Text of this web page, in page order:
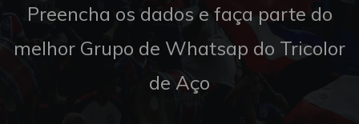
Preencha os dados e faça parte do
melhor Grupo de Whatsap do Tricolor
de Aço